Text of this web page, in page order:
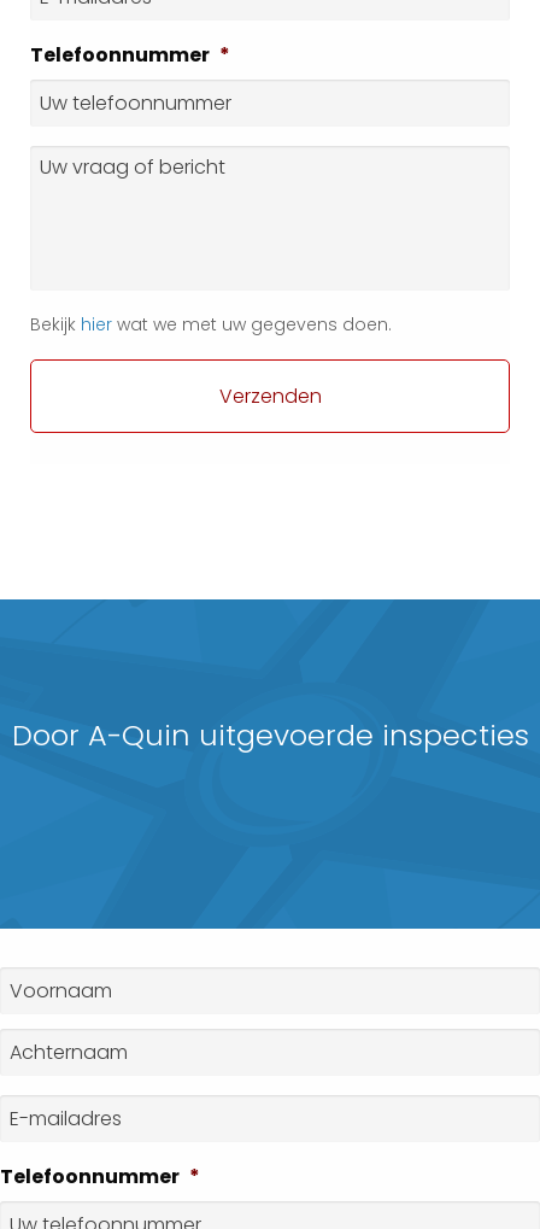
mailadres *
Telefoonnummer *
Vraag
of
Bekijk hier wat we met uw gegevens doen.
Door A-Quin uitgevoerde inspecties
Naam
Voornaam
E-
mailadres *
Telefoonnummer *